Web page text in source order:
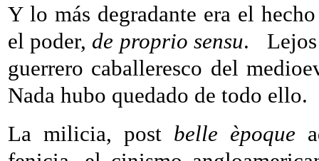
Y lo más degradante era el
el poder, de proprio sensu.
guerrero caballeresco del
Nada hubo quedado de todo ello.
La milicia, post belle èpoque